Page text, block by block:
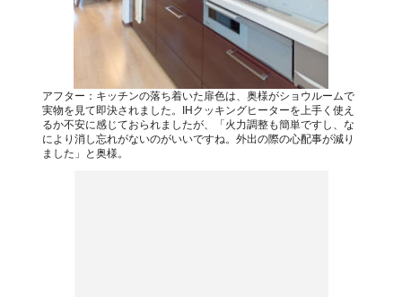
アフター：キッチンの落ち着いた扉色は、奥様がショウルームで
実物を見て即決されました。IHクッキングヒーターを上手く使え
るか不安に感じておられましたが、「火力調整も簡単ですし、な
により消し忘れがないのがいいですね。外出の際の心配事が減り
ました」と奥様。